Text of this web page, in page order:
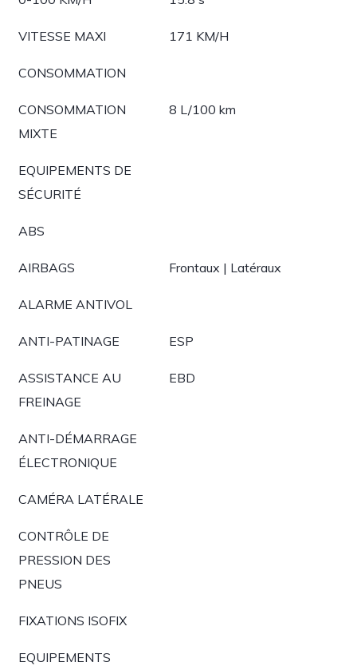
VITESSE MAXI 171 KM/H
CONSOMMATION
CONSOMMATION
MIXTE
8 L/100 km
EQUIPEMENTS DE
SÉCURITÉ
ABS
AIRBAGS Frontaux | Latéraux
ALARME ANTIVOL
ANTI-PATINAGE ESP
ASSISTANCE AU
FREINAGE
EBD
ANTI-DÉMARRAGE
ÉLECTRONIQUE
CAMÉRA LATÉRALE
CONTRÔLE DE
PRESSION DES
PNEUS
FIXATIONS ISOFIX
EQUIPEMENTS